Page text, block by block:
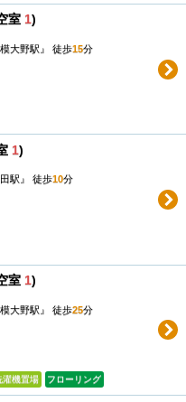
室 1)
大野駅』 徒歩15分
1)
駅』 徒歩10分
室 1)
大野駅』 徒歩25分
濯機置場 フローリング